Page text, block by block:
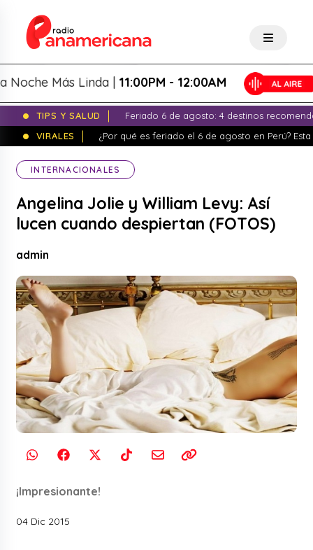
Más Linda |11:00PM - 12:00AM
TIPS Y SALUD
Feriado 6 de agosto: 4 destinos
VIRALES
¿Por qué es feriado el 6 de agosto en Perú?
INTERNACIONALES
Angelina Jolie y William Levy: Así
lucen cuando despiertan (FOTOS)
admin
¡Impresionante!
04 Dic 2015